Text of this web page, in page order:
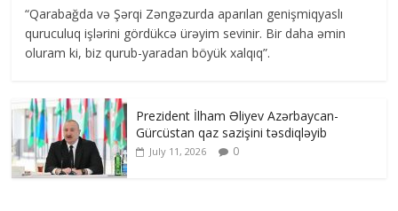
“Qarabağda və Şərqi Zəngəzurda aparılan genişmiqyaslı
quruculuq işlərini gördükcə ürəyim sevinir. Bir daha əmin
oluram ki, biz qurub-yaradan böyük xalqıq”.
Prezident İlham Əliyev Azərbaycan-
Gürcüstan qaz sazişini təsdiqləyib
July 11, 2026 0